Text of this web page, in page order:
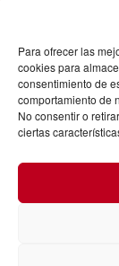
Para ofrecer las
cookies para
consentimiento de
comportamiento de
No consentir o
ciertas